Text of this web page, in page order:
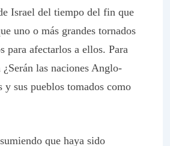
Israel del tiempo del fin que
uno o más grandes tornados
para afectarlos a ellos. Para
¿Serán las naciones Anglo-
y sus pueblos tomados como
que haya sido